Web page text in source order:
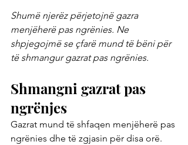
Shumë njerëz përjetojnë gazra
menjëherë pas ngrënies. Ne
shpjegojmë se çfarë mund të bëni për
të shmangur gazrat pas ngrënies.
Shmangni gazrat pas
ngrënjes
Gazrat mund të shfaqen menjëherë pas
ngrënies dhe të zgjasin për disa orë.